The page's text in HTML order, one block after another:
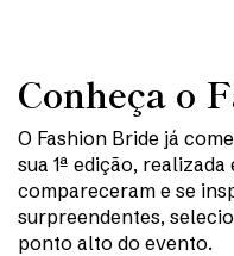
Conheça o
O Fashion Bride já
sua 1ª edição, realizada
compareceram e se
surpreendentes,
ponto alto do evento.